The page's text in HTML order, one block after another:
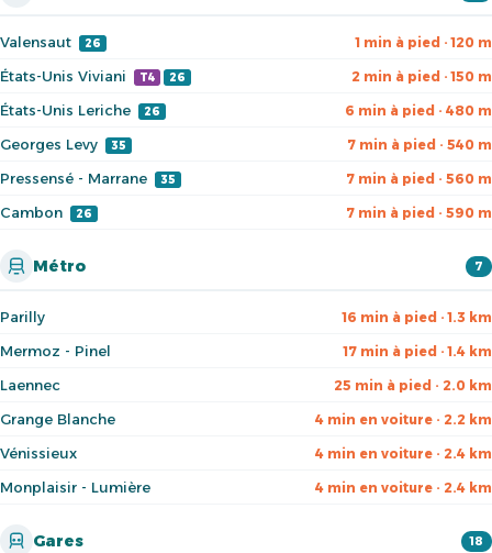
Valensaut 26 1 min à pied · 120 m
États-Unis Viviani T4 26 2 min à pied · 150 m
États-Unis Leriche 26 6 min à pied · 480 m
Georges Levy 35 7 min à pied · 540 m
Pressensé - Marrane 35 7 min à pied · 560 m
Cambon 26 7 min à pied · 590 m
Métro 7
Parilly 16 min à pied · 1.3 km
Mermoz - Pinel 17 min à pied · 1.4 km
Laennec 25 min à pied · 2.0 km
Grange Blanche 4 min en voiture · 2.2 km
Vénissieux 4 min en voiture · 2.4 km
Monplaisir - Lumière 4 min en voiture · 2.4 km
Gares 18